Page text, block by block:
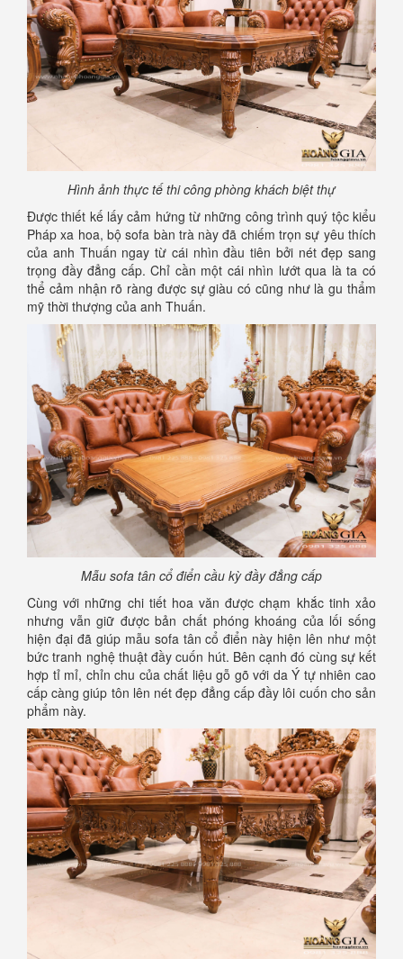
Hình ảnh thực tế thi công phòng khách biệt thự
Được thiết kế lấy cảm hứng từ những công trình quý tộc kiểu
Pháp xa hoa, bộ sofa bàn trà này đã chiếm trọn sự yêu thích
của anh Thuấn ngay từ cái nhìn đầu tiên bởi nét đẹp sang
trọng đầy đẳng cấp. Chỉ cần một cái nhìn lướt qua là ta có
thể cảm nhận rõ ràng được sự giàu có cũng như là gu thẩm
mỹ thời thượng của anh Thuấn.
Mẫu sofa tân cổ điển cầu kỳ đầy đẳng cấp
Cùng với những chi tiết hoa văn được chạm khắc tinh xảo
nhưng vẫn giữ được bản chất phóng khoáng của lối sống
hiện đại đã giúp mẫu sofa tân cổ điển này hiện lên như một
bức tranh nghệ thuật đầy cuốn hút. Bên cạnh đó cùng sự kết
hợp tỉ mỉ, chỉn chu của chất liệu gỗ gõ với da Ý tự nhiên cao
cấp càng giúp tôn lên nét đẹp đẳng cấp đầy lôi cuốn cho sản
phẩm này.